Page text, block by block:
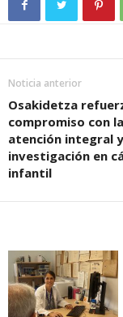
Noticia anterior
Osakidetza
compromiso con la
atención integral
investigación en
infantil